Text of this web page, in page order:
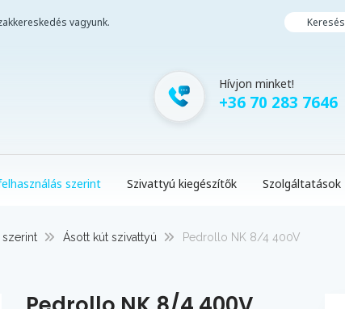
vagyunk. Keresés
Hívjon minket!
+36 70 283 7646
szerint Szivattyú kiegészítők Szolgáltatások
szerint Ásott kút szivattyú Pedrollo NK 8/4 400V